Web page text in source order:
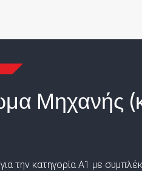
Μηχανής
την κατηγορία Α1 με